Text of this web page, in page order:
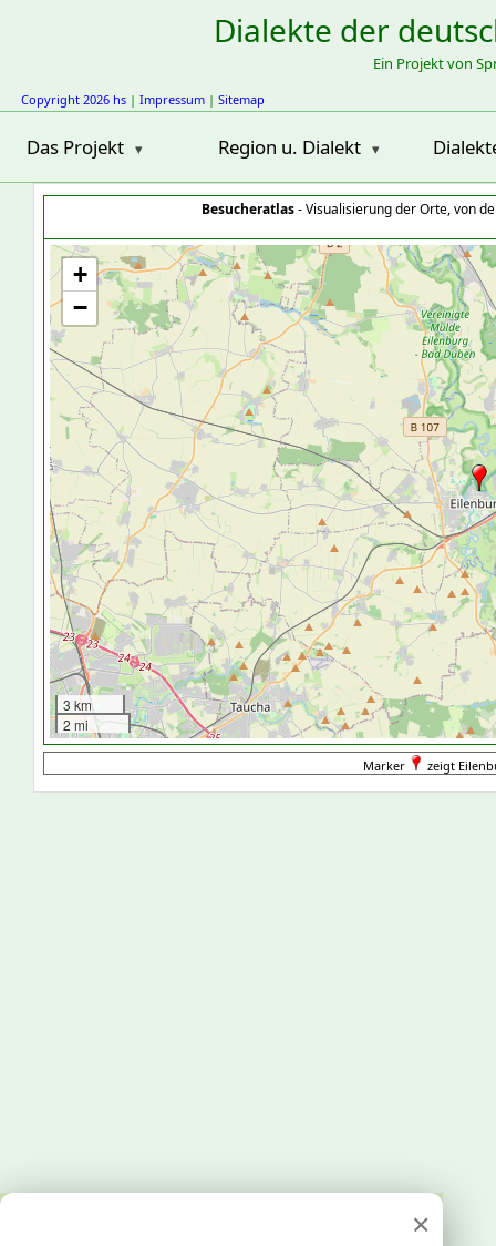
Dialekte der
Ein Projekt von
Copyright 2026 hs | Impressum | Sitemap
Das Projekt Region u. Dialekt
Besucheratlas- Visualisierung der Orte, von
+
−
3 km
2 mi
Marker zeigt
×